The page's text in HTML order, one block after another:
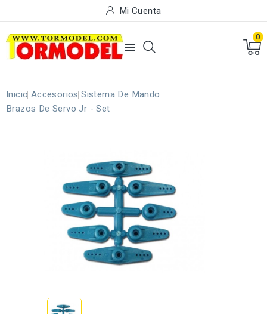
Mi Cuenta

0
Inicio Accesorios Sistema De Mando
Brazos De Servo Jr - Set